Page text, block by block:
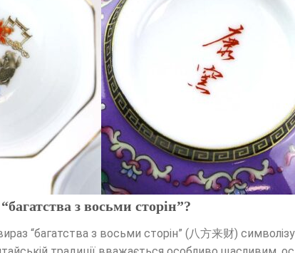
з восьми сторін”?
“багатства з восьми сторін” (八方来财)